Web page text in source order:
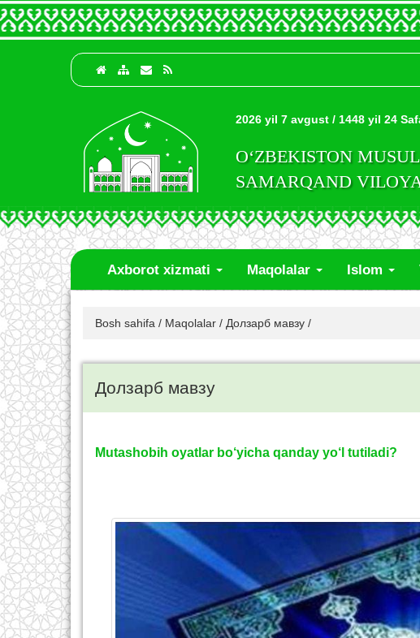
2026 yil 7 avgust / 1448 yil 24
O‘ZBEKISTON
SAMARQAND
Axborot xizmati Maqolalar Islom
Bosh sahifa / Maqolalar / Долзарб мавзу /
Долзарб мавзу
Mutashobih oyatlar bo‘yicha qanday yo‘l tutiladi?